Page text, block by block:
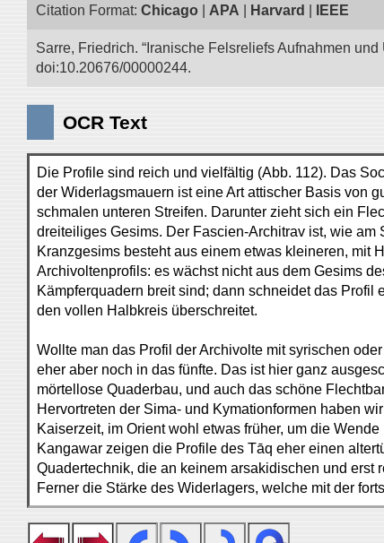
Citation Format: Chicago APA Harvard IEEE
Sarre, Friedrich. “Iranische Felsreliefs Aufnahmen
doi:10.20676/00000244.
OCR Text
Die Profile sind reich und vielfältig (Abb. 112). Das
der Widerlagsmauern ist eine Art attischer Basis von
schmalen unteren Streifen. Darunter zieht sich ein
dreiteiliges Gesims. Der Fascien-Architrav ist, wie
Kranzgesims besteht aus einem etwas kleineren, mit
Archivoltenprofils: es wächst nicht aus dem Gesims
Kämpferquadern breit sind; dann schneidet das
den vollen Halbkreis überschreitet.
Wollte man das Profil der Archivolte mit syrischen
eher aber noch in das fünfte. Das ist hier ganz
mörtellose Quaderbau, und auch das schöne
Hervortreten der Sima- und Kymationformen haben
Kaiserzeit, im Orient wohl etwas früher, um die
Kangawar zeigen die Profile des Tāq eher einen
Quadertechnik, die an keinem arsakidischen und
Ferner die Stärke des Widerlagers, welche mit der